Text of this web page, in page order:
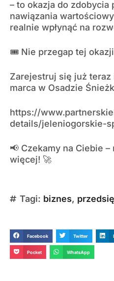
– to okazja do
nawiązania
realnie wpłynąć na
🎟 Nie przegap tej
Zarejestruj się już teraz
marca w Osadzie
https://
details/jeleniogorskie-
📢 Czekamy na Ciebie
więcej! 🚀
Tagi: biznes,
Facebook Twitter
Pocket WhatsApp